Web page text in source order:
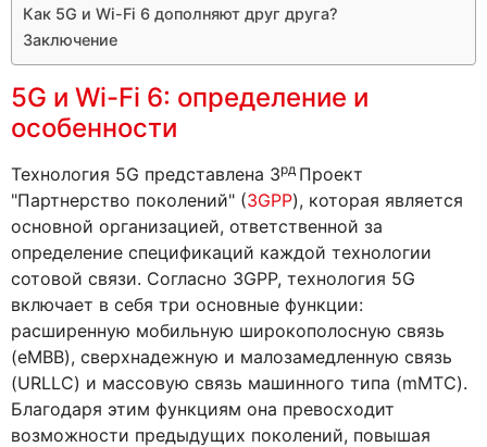
Как 5G и Wi-Fi 6 дополняют друг друга?
Заключение
5G и Wi-Fi 6: определение и
особенности
Технология 5G представлена 3рд Проект
"Партнерство поколений" (3GPP), которая является
основной организацией, ответственной за
определение спецификаций каждой технологии
сотовой связи. Согласно 3GPP, технология 5G
включает в себя три основные функции:
расширенную мобильную широкополосную связь
(eMBB), сверхнадежную и малозамедленную связь
(URLLC) и массовую связь машинного типа (mMTC).
Благодаря этим функциям она превосходит
возможности предыдущих поколений, повышая